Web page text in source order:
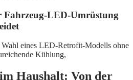
Fahrzeug-LED-Umrüstung
eines LED-Retrofit-Modells ohne
Kühlung,
Haushalt: Von der